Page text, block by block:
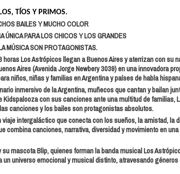
TÍOS Y PRIMOS.
BAILES Y MUCHO COLOR
ÚNICA PARA LOS CHICOS Y LOS GRANDES
MÚSICA SON PROTAGONISTAS.
Los Astrópicos llegan a Buenos Aires y aterrizan con su
Aires (Avenida Jorge Newbery 3039) en una innovadora
niños, niñas y familias en Argentina y países de habla
inmersivo de la Argentina, muñecos que cantan y bailan
con sus canciones ante una multitud de familias,
canciones y los bailes son protagonistas absolutos.
intergaláctico que conecta con los sueños, la amistad, la
combina canciones, narrativa, diversidad y movimiento en
mascota Blip, quienes forman la banda musical Los
universo emocional y musical distinto, atravesando